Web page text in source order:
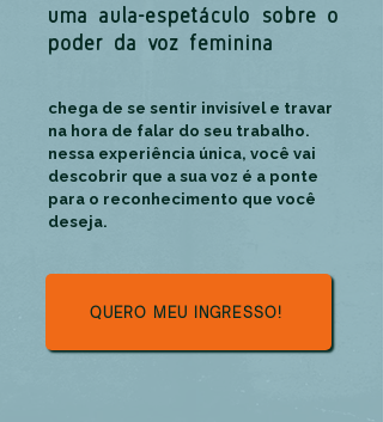
uma aula-espetáculo sobre o
poder da voz feminina
chega de se sentir invisível e travar
na hora de falar do seu trabalho.
nessa experiência única, você vai
descobrir que a sua voz é a ponte
para o reconhecimento que você
deseja.
QUERO MEU INGRESSO!